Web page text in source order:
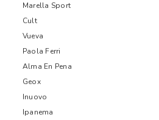
Marella Sport
Cult
Vueva
Paola Ferri
Alma En Pena
Geox
Inuovo
Ipanema